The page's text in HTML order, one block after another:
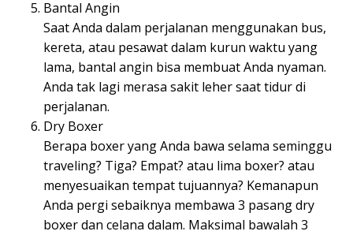
Bantal Angin
Saat Anda dalam perjalanan menggunakan bus,
kereta, atau pesawat dalam kurun waktu yang
lama, bantal angin bisa membuat Anda nyaman.
Anda tak lagi merasa sakit leher saat tidur di
perjalanan.
Dry Boxer
Berapa boxer yang Anda bawa selama seminggu
traveling? Tiga? Empat? atau lima boxer? atau
menyesuaikan tempat tujuannya? Kemanapun
Anda pergi sebaiknya membawa 3 pasang dry
boxer dan celana dalam. Maksimal bawalah 3